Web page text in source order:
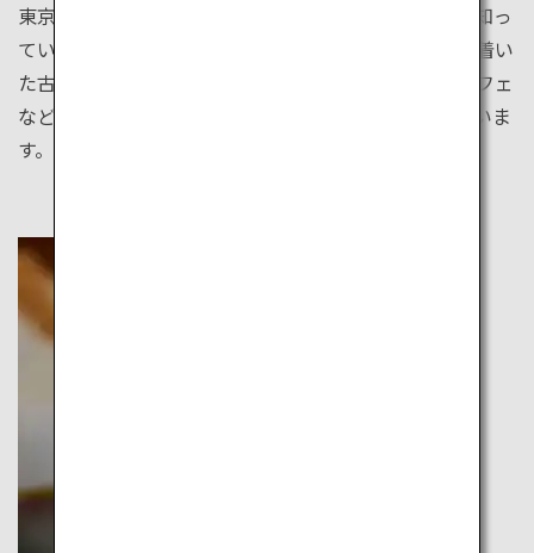
東京でお気に入りのカフェを見つけましょう。誰もが知っ
ているスターバックスカフェは街のそこここに。落ち着い
た古民家カフェや日本茶カフェ、緑あふれるテラスカフェ
など東京には個性あふれる魅力的なカフェが集まっていま
す。